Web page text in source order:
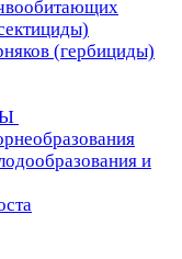
(гербициды)
и